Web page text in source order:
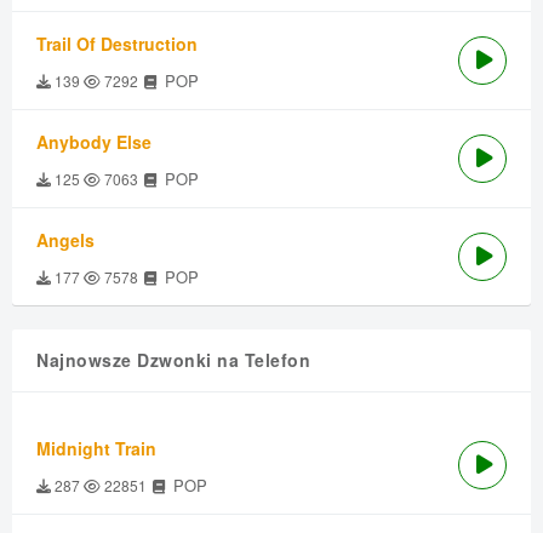
Trail Of Destruction
139 7292 POP
Anybody Else
125 7063 POP
Angels
177 7578 POP
Najnowsze Dzwonki na Telefon
Midnight Train
287 22851 POP